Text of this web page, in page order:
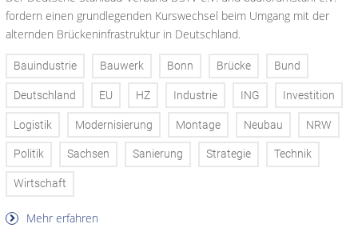
fordern einen grundlegenden Kurswechsel beim Umgang mit der
alternden Brückeninfrastruktur in Deutschland.
Bauindustrie Bauwerk Bonn Brücke Bund
Deutschland EU HZ Industrie ING Investition
Logistik Modernisierung Montage Neubau NRW
Politik Sachsen Sanierung Strategie Technik
Wirtschaft
Mehr erfahren